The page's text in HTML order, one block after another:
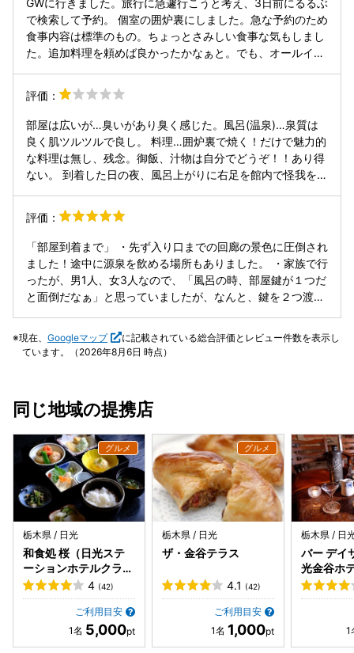
をイメージしていたら全く違い、だだっ広い広間の床に何箇
所か囲炉裏があり、その周りに普通のテーブルと椅子が並べ
られた会場でした（写真を参照）。 事前の料理メニューの説
明も無く、炭火で魚と味噌と団子？を温めるだけ。焼き物の
の都度、誰かが席を立って床に屈んで作業しなければならず
で、調理場から焼き立てを持って来てくれた方が絶対良いで
す。 オールインクルーシブ化したので、有料メニュー以外の
飲み物（アルコール含む）はセルフで飲み放題です。ご飯と
味噌汁もセルフで、何のサポートもなし。オールインクルー
シブの名の元に、客によるセルフサービスを強化し、人件費
削減を図ることが真の目的であると感じてしまいました。給
で、炭火焼きのサポートをするとか、ご飯や味噌汁をよそっ
たり届けたりしても良い気がしましたが…。 お狩場焼きとす
き焼き鍋以外は、冷たい料理ばかりで、特筆するような美味
しく感じたものは無かったです。この宿泊費での夕食として
ルや焼酎、ワインも飲めます。お酒好きの方は良いと思いま
す。コーヒーやソフトドリンク、ツマミとお菓子、温泉まん
（通常14:30）と入口に表示されており、早めに14時過ぎに
は15:00）、ラウンジにはなかなか入れず残念でした。 温泉
旅館でよくある、到着後のお茶出しサービスは一切無いの
で、代わりに14:00頃からラウンジを使えるよう準備して
「飲物を飲みながらチェックイン時間までお待ちください」
とするのが、オールインクルーシブというものじゃないでし
ょうか？ 館内のご案内に書いてあるラウンジオープン時間
は、14:30〜21:00、8:00〜10:00。朝の時間帯はお菓子やツ
マミは無く、飲物のみだったのは残念でした。 ◎カラオケル
ームについて チェックイン時に貰った「館内お楽しみのご案
内」には、「15:00〜21:00空いているお部屋があればご自
由にご利用頂けます」と書いてありました。フロントに聞い
てみると、実際は1時間のみ無料で、それ以降は1時間3300
円とのこと。夕食後など、時間を指定して予約するなら有料
で検索して予約。 個室の囲炉裏にしました。急な予約のため
食事内容は標準のもの。ちょっとさみしい食事な気もしまし
た。追加料理を頼めば良かったかなぁと。でも、オールイン
ったです。食後のデザートはラウンジで無料のソフトクリー
ムを食べて満足。 朝ごはんは3階の会場でした。朝食の情報
なく会場に行きましたが、席は決まってました。小鉢などの
おかずはテーブルに用意されており、ご飯、具沢山味噌汁、
お鍋、飲み物がセルフサービス。お鍋は卓上の1人用鍋に好
きな具を入れられます。白菜、水菜、しめじ、えのき、豆
腐、鳥つくね、豚肉などを好きに入れられ、鍋の味が和風ダ
良かったです。 お部屋は古め。部屋の洗面所の水道が下吐水
なので、虫が多いとは聞いていましたが、カメムシが部屋に
いまして。フロントに電話し退治してもらいました。それも
1回来てもらった直後にもう一匹出てきて、2回きてもらいま
した。連続して呼んでしまいフロントの方には申し訳ないこ
とをしてしまいました。今年はカメムシが大量発生している
らしいので、仕方ないですね(ニュースにもなってます)。 貸
切の露天風呂を借りました。シャワーは2個。内湯も外湯も
ブで、ラウンジや夕食がフリードリンク。自販機はお風呂の
ところや、1、2、6階、2階食事開場前などにありました。部
屋の冷蔵庫は空なので、自販機や売店で飲み物を買う必要は
あります。 ホテルマンの方は皆親切です。GWで臨時のバイ
トさんなのか、海外出身の「研修中」みたいなマークつけた
方が結構いましたが、みなさん日本語はできて、丁寧な感じ
でした。 急に予約し、初めての宿で、何の前情報もなく行き
ましたが、楽しく過ごせました。 スマホの電波について。 7
階の部屋、川側は窓際でギリギリでした(ドコモ)。 部屋の
Wi-Fiはまともにつながりませんでした。 WiMAXのモバイル
ルーターを持参してましたが、窓際に置き昼間は使えたけ
ど、夜は繋がりにくくなりました。 お子さんとかが動画とか
を見る予定ならダウンロードしていく方がいいです 写真は部
屋から見た景色
評価：
部屋は広いが…臭いがあり臭く感じた。風呂(温泉)…泉質は
良く肌ツルツルで良し。 料理…囲炉裏で焼く！だけで魅力的
な料理は無し、残念。御飯、汁物は自分でどうぞ！！あり得
ない。 到着した日の夜、風呂上がりに右足を館内で怪我をし
たのでフロントに連絡。事情を説明し包帯はありますか？固
定する厚紙ありますか？と問い合わせると、包帯は9メート
ルと長いのしかない！ハサミは無い！厚紙はない！と…包帯
をもらいしっかり巻いて朝食へ。エレベーター前に居た黒服
(支配人か？)「あーお怪我された方ですか？」私「ここで怪
我をしたんです。」「あー、今までもお酒を飲んでいる方が
何度かつまずいていて…」私「えー？私は風呂上がりで酒入
宿泊させる宿として救急セットもないのか？それに以前にも
怪我をされた方が居たのに改善しなかったのか？口コミにも
の見直しを提案いたします
評価：
「部屋到着まで」 ・先ず入り口までの回廊の景色に圧倒され
ました！途中に源泉を飲める場所もありました。 ・家族で行
ったが、男1人、女3人なので、「風呂の時、部屋鍵が１つだ
と面倒だなぁ」と思っていましたが、なんと、鍵を２つ渡し
れる場所であり、凄く気配りがあり、部屋に行く前からとて
もいい気分になりました。 ・部屋に行くと、まず大きな窓か
内を回遊したり、湯めぐりしやすいよう、一人一人バックが
薄めだったので、体が痛くならないか心配しましたが、全く
そんなこと無く、寧ろ寝心地良かったです！枕も珍しい形を
しており、とても使い心地が良かった♫娘達も気に入ってま
した！ ・女性用のアメニティで雪肌精などがあり、感動！
「お風呂」 ・貸切風呂含め男女10個の湯船があり、湯めぐ
りができます。お湯が素晴らしく、温度も熱すぎず、景色も
最高で湯めぐりを満喫できました。 特に貸切風呂は泉質も最
高で、こちらは別料金となりますが、払う価値ありです！貸
切なので写真も撮れました♫ ・シャンプー等もチープな業務
用ではなく、馬油のしっかりしたもので、感動♪ ・私は露天
風呂がとても気に入りました！日頃のストレスが吹っ飛ぶよ
うな爽快感です。 「オールインクルーシブ」 ・ソフトドリ
ンク、お酒等種類豊富で、お菓子や当館のお饅頭等種類豊富
現在、 Googleマップ
に記載されている総合評価とレビュー件数を表示し
ています。（2026年8月6日 時点）
同じ地域の提携店
栃木県 / 日光
和食処 桜（日光ステ
ーションホテルクラシ
ック内）
4 (42)
ご利用目安
5,000
栃木県 / 日光
ザ・金谷テラス
4.1 (42)
ご利用目安
1,000
栃木県 / 日
バー デイ
光金谷ホ